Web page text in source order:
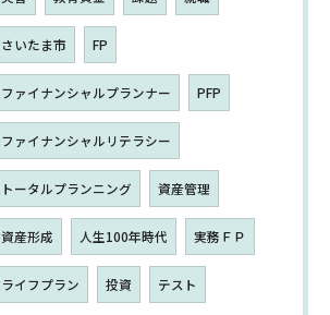
さいたま市 FP
ファイナンシャルプランナー PFP
ファイナンシャルリテラシー
トータルプランニング 資産管理
資産形成 人生100年時代 実務ＦＰ
ライフプラン 投資 テスト